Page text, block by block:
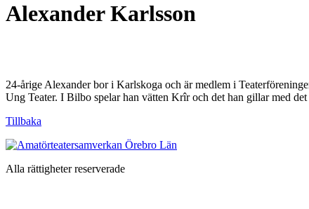
Alexander Karlsson
24-årige Alexander bor i Karlskoga och är medlem i
Ung Teater. I Bilbo spelar han vätten Krîr och det han gillar med
Tillbaka
Alla rättigheter reserverade